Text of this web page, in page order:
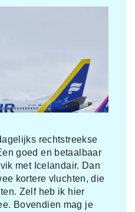
rechtstreekse
goed en betaalbaar
met Icelandair. Dan
kortere vluchten, die
Zelf heb ik hier
Bovendien mag je